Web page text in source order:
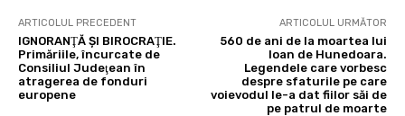
ARTICOLUL PRECEDENT
IGNORANŢĂ ŞI BIROCRAŢIE.
Primăriile, încurcate de
Consiliul Judeţean în
atragerea de fonduri
europene
ARTICOLUL URMĂTOR
560 de ani de la moartea lui
Ioan de Hunedoara.
Legendele care vorbesc
despre sfaturile pe care
voievodul le-a dat fiilor săi de
pe patrul de moarte